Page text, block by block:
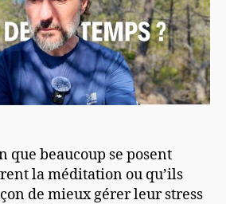
que beaucoup se posent
la méditation ou qu’ils
de mieux gérer leur stress